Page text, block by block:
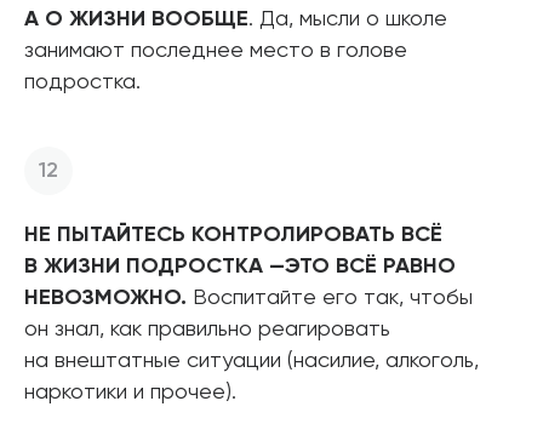
А О ЖИЗНИ ВООБЩЕ. Да, мысли о школе
занимают последнее место в голове
подростка.
НЕ ПЫТАЙТЕСЬ КОНТРОЛИРОВАТЬ ВСЁ
В ЖИЗНИ ПОДРОСТКА —ЭТО ВСЁ РАВНО
НЕВОЗМОЖНО. Воспитайте его так, чтобы
он знал, как правильно реагировать
на внештатные ситуации (насилие, алкоголь,
наркотики и прочее).